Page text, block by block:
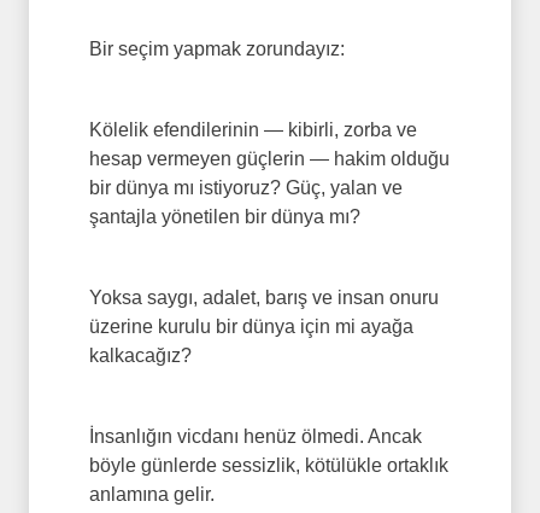
Bir seçim yapmak zorundayız:
Kölelik efendilerinin — kibirli, zorba ve
hesap vermeyen güçlerin — hakim olduğu
bir dünya mı istiyoruz? Güç, yalan ve
şantajla yönetilen bir dünya mı?
Yoksa saygı, adalet, barış ve insan onuru
üzerine kurulu bir dünya için mi ayağa
kalkacağız?
İnsanlığın vicdanı henüz ölmedi. Ancak
böyle günlerde sessizlik, kötülükle ortaklık
anlamına gelir.